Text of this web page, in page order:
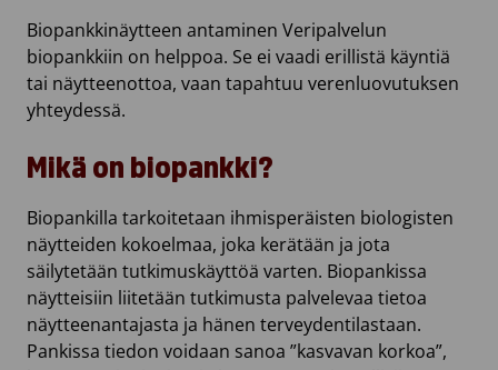
Biopankkinäytteen antaminen Veripalvelun
biopankkiin on helppoa. Se ei vaadi erillistä käyntiä
tai näytteenottoa, vaan tapahtuu verenluovutuksen
yhteydessä.
Mikä on biopankki?
Biopankilla tarkoitetaan ihmisperäisten biologisten
näytteiden kokoelmaa, joka kerätään ja jota
säilytetään tutkimuskäyttöä varten. Biopankissa
näytteisiin liitetään tutkimusta palvelevaa tietoa
näytteenantajasta ja hänen terveydentilastaan.
Pankissa tiedon voidaan sanoa ”kasvavan korkoa”,